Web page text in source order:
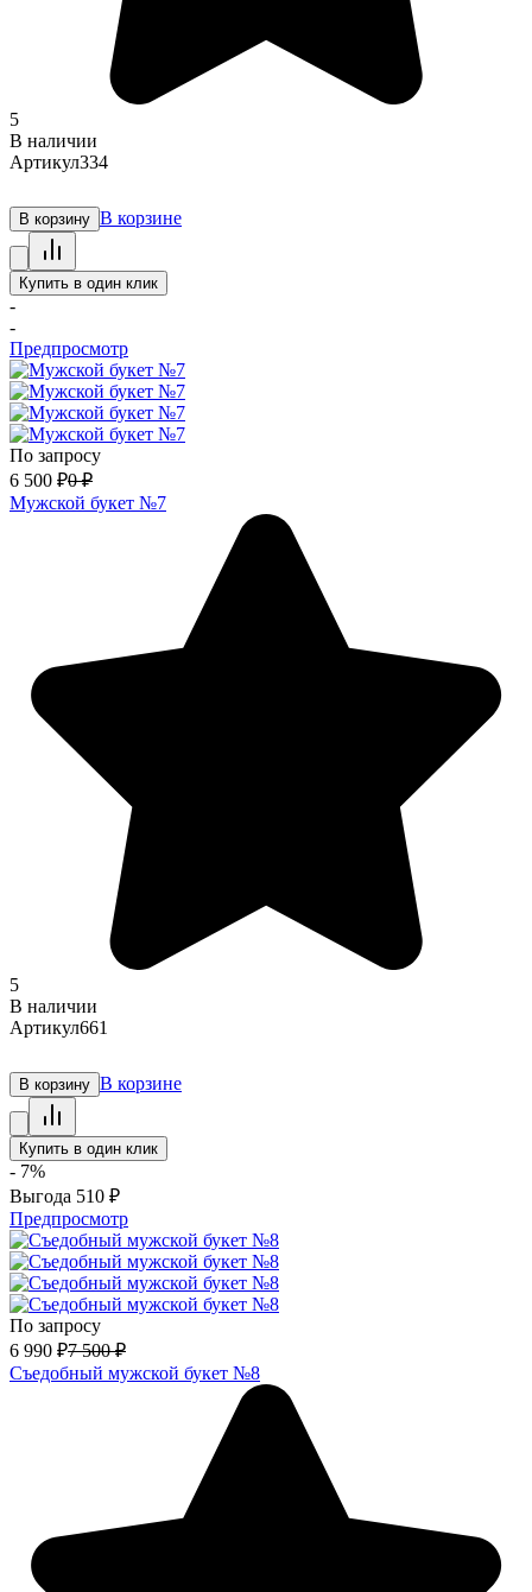
5
В наличии
Артикул334
В корзину В корзине
Купить в один клик
-
-
Предпросмотр
По запросу
6 500 ₽0 ₽
Мужской букет №7
5
В наличии
Артикул661
В корзину В корзине
Купить в один клик
- 7%
Выгода 510 ₽
Предпросмотр
По запросу
6 990 ₽7 500 ₽
Съедобный мужской букет №8